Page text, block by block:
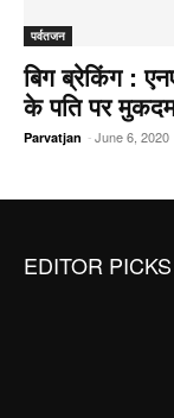
पर्वतजन
बिग ब्रेकिंग :
के पति पर
Parvatjan -June 6, 2020
EDITOR PICKS